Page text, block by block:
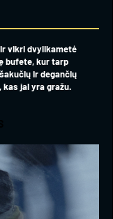
vikri dvylikametė
bufete, kur tarp
ir degančių
jai yra gražu.